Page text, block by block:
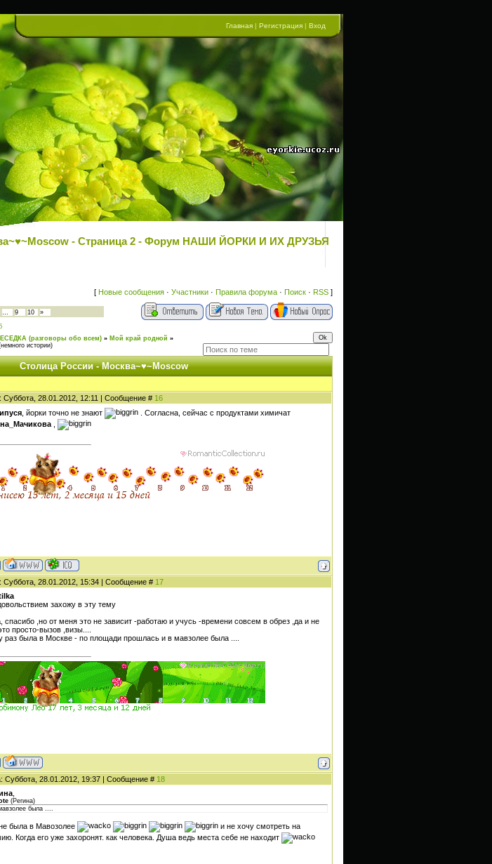
Главная | Регистрация | Вход
- Страница 2 - Форум НАШИ ЙОРКИ И ИХ ДРУЗЬЯ
[ Новые сообщения · Участники · Правила форума · Поиск · RSS ]
… 9 10 »
(разговоры обо всем) » Мой край родной »
истории)
Столица России - Москва~♥~Moscow
Суббота, 28.01.2012, 12:11 | Сообщение # 16
, йорки точно не знают
. Согласна, сейчас с продуктами химичат
Суббота, 28.01.2012, 15:34 | Сообщение # 17
захожу в эту тему
, спасибо ,но от меня это не зависит -работаю и учусь -времени совсем в обрез ,да и не
просто-вызoв ,визы....
раз была в Москве - по площади прошлась и в мавзолее была ....
Суббота, 28.01.2012, 19:37 | Сообщение # 18
(Регина)
была ....
была в Мавозолее
и не хочу смотреть на
Когда его уже захоронят. как человека. Душа ведь места себе не находит